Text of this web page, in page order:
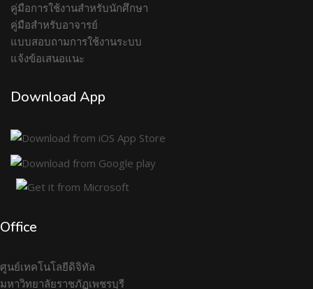
คู่มือการใช้งานสำหรับนักศึกษา
คู่มือสำหรับอาจารย์
แบบสอบถามการใช้งานระบบ
แจ้งข้อเสนอแนะ
Download App
Office
ศูนย์เทคโนโลยีดิจิทัล
มหาวิทยาลัยราชภัฏเพชรบุรี